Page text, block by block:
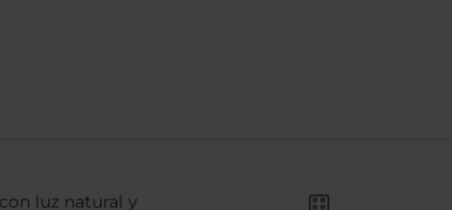
luz natural y